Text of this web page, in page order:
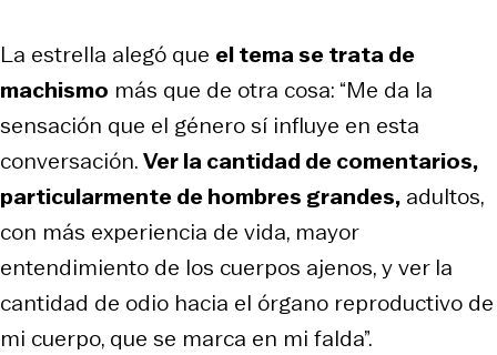
La estrella alegó que el tema se trata de
machismo más que de otra cosa: “Me da la
sensación que el género sí influye en esta
conversación.Ver la cantidad de comentarios,
particularmente de hombres grandes, adultos,
con más experiencia de vida, mayor
entendimiento de los cuerpos ajenos, y ver la
cantidad de odio hacia el órgano reproductivo de
mi cuerpo, que se marca en mi falda”.